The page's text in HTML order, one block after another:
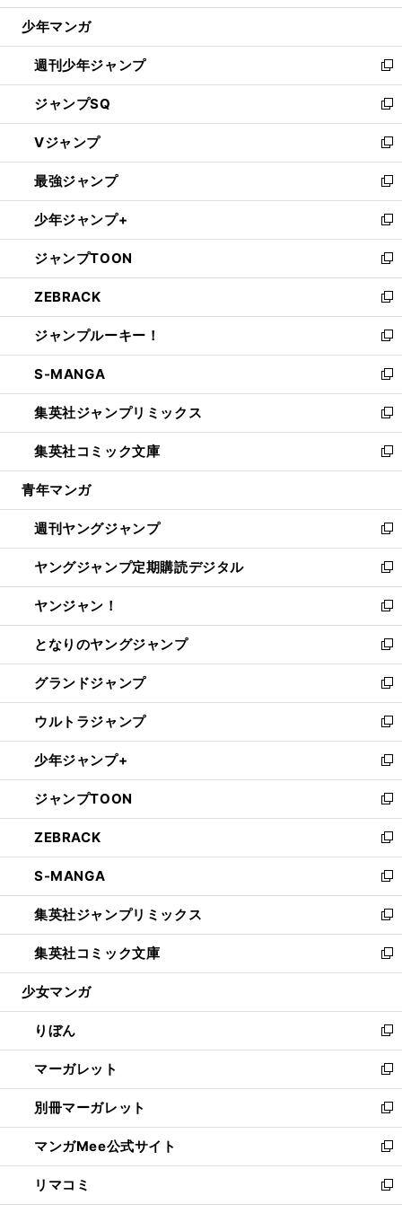
ウ
開
く
少年マンガ
週刊少年ジャンプ
新
し
い
ウ
ィ
ン
ド
ウ
で
開
く
ジャンプSQ
新
し
い
ウ
ィ
ン
ド
ウ
で
開
く
Vジャンプ
新
し
い
ウ
ィ
ン
ド
ウ
で
開
く
最強ジャンプ
新
し
い
ウ
ィ
ン
ド
ウ
で
開
く
少年ジャンプ+
新
し
い
ウ
ィ
ン
ド
ウ
で
開
く
ジャンプTOON
新
し
い
ウ
ィ
ン
ド
ウ
で
開
く
ZEBRACK
新
し
い
ウ
ィ
ン
ド
ウ
で
開
ジャンプルーキー！
新
し
い
ウ
ィ
ン
ド
ウ
開
く
S-MANGA
新
し
い
ウ
ィ
ン
ウ
で
開
く
集英社ジャンプリミックス
新
し
い
ウ
ン
ド
ウ
で
開
く
集英社コミック文庫
新
し
ウ
ィ
ン
ド
ウ
で
開
く
青年マンガ
週刊ヤングジャンプ
新
し
い
ウ
ィ
ン
ド
ウ
で
開
く
ヤングジャンプ定期購読デジタル
新
し
い
ウ
ィ
ン
ド
ウ
で
開
く
ヤンジャン！
新
し
い
ウ
ィ
ン
ド
ウ
で
開
く
となりのヤングジャンプ
新
し
い
ウ
ィ
ン
ド
ウ
で
開
く
グランドジャンプ
新
し
い
ウ
ィ
ン
ド
ウ
で
開
く
ウルトラジャンプ
新
し
い
ウ
ィ
ン
ド
ウ
で
開
く
少年ジャンプ+
新
し
い
ウ
ィ
ン
ド
ウ
で
開
く
ジャンプTOON
新
し
い
ウ
ィ
ン
ド
ウ
で
開
ZEBRACK
新
し
い
ウ
ィ
ン
ド
ウ
開
く
S-MANGA
新
し
い
ウ
ィ
ン
ウ
で
開
く
集英社ジャンプリミックス
新
し
い
ウ
ン
ド
ウ
で
開
く
集英社コミック文庫
新
し
ウ
ィ
ン
ド
ウ
で
開
く
少女マンガ
りぼん
新
し
い
ウ
ィ
ン
ド
ウ
で
開
マーガレット
新
し
い
ウ
ィ
ン
ド
ウ
別冊マーガレット
新
し
い
ウ
ィ
ン
マンガMee公式サイト
新
し
い
ウ
リマコミ
新
し